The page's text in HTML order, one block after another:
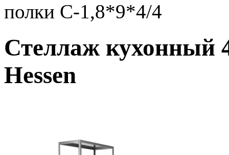
полки С-1,8*9*4/4
Стеллаж кухонный
Hessen